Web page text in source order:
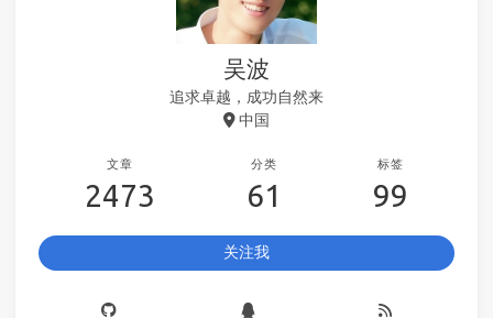
吴波
追求卓越，成功自然来
中国
文章
2473
分类
61
标签
99
关注我